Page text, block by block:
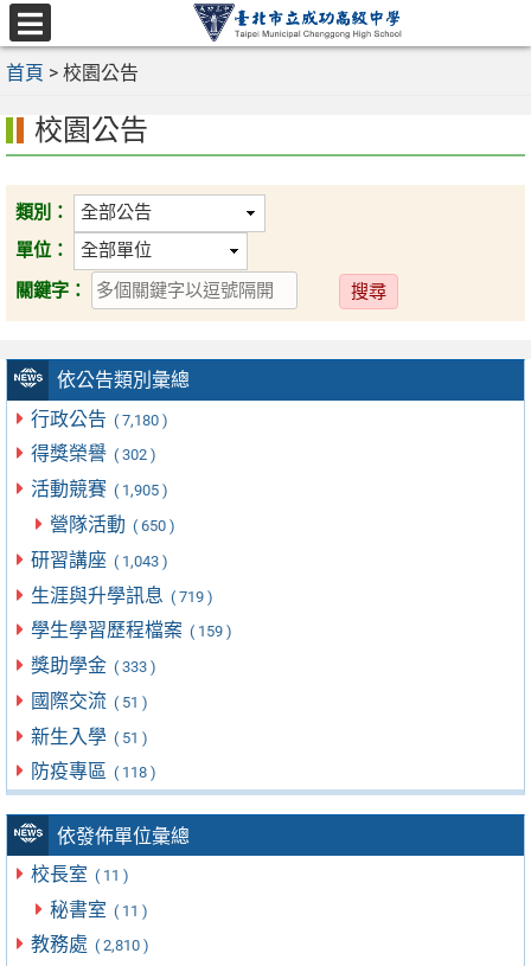
跳
至
主
容
區
選
單
首頁 > 校園公告
依公告類別彙總
行政公告 ( 7,180 )
得獎榮譽 ( 302 )
活動競賽 ( 1,905 )
營隊活動 ( 650 )
研習講座 ( 1,043 )
生涯與升學訊息 ( 719 )
學生學習歷程檔案 ( 159 )
獎助學金 ( 333 )
國際交流 ( 51 )
新生入學 ( 51 )
防疫專區 ( 118 )
依發佈單位彙總
校長室 ( 11 )
秘書室 ( 11 )
教務處 ( 2,810 )
校園公告
類別：
單位：
關鍵字：
送
出